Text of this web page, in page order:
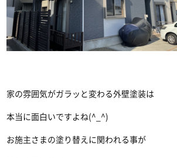
家の雰囲気がガラッと変わる外壁塗装は
本当に面白いですよね(^_^)
お施主さまの塗り替えに関われる事が